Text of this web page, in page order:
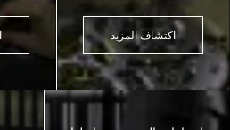
اكتشاف المزيد